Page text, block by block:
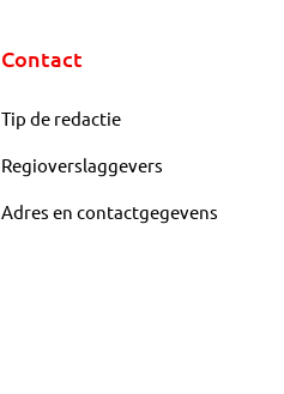
Contact
Tip de redactie
Regioverslaggevers
Adres en contactgegevens